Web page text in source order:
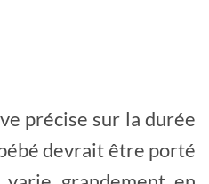
précise sur la durée
devrait être porté